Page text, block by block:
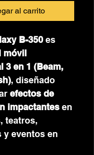
al carrito
B-350es
móvil
3 en 1 (Beam,
, diseñado
efectos de
impactantes en
teatros,
y eventos en